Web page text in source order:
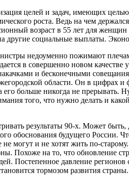
целей и задач, имеющих
роста. Ведь на чем
возраст в 55 лет для
другие социальные выплаты.
недоуменно пожимают
в совершенно новом
и бесконечными
области. Он в цифрах
больше никогда не прерывать.
того, что нужно делать и
результаты 90-х. Может быть,
обоснования будущего России.
и не хотят жить по-
Похоже на то, что обновление
Постепенное давление
тормозом развития страны.